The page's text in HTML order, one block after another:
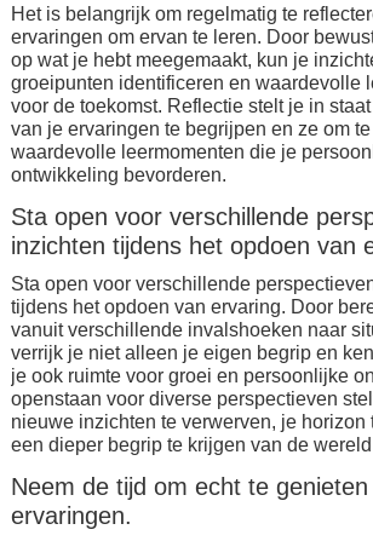
Het is belangrijk om regelmatig te
ervaringen om ervan te leren. Door
op wat je hebt meegemaakt, kun je
groeipunten identificeren en waardevolle
voor de toekomst. Reflectie stelt je in
van je ervaringen te begrijpen en ze om
waardevolle leermomenten die je
ontwikkeling bevorderen.
Sta open voor verschillende
inzichten tijdens het opdoen van
Sta open voor verschillende
tijdens het opdoen van ervaring. Door
vanuit verschillende invalshoeken naar
verrijk je niet alleen je eigen begrip en
je ook ruimte voor groei en persoonlijke
openstaan voor diverse perspectieven
nieuwe inzichten te verwerven, je horizon
een dieper begrip te krijgen van de
Neem de tijd om echt te
ervaringen.